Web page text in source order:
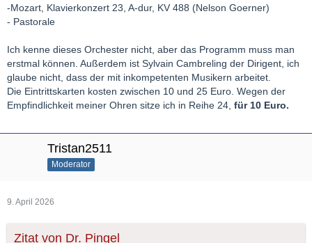
-Mozart, Klavierkonzert 23, A-dur, KV 488 (Nelson Goerner)
- Pastorale
Ich kenne dieses Orchester nicht, aber das Programm muss man
erstmal können. Außerdem ist Sylvain Cambreling der Dirigent, ich
glaube nicht, dass der mit inkompetenten Musikern arbeitet.
Die Eintrittskarten kosten zwischen 10 und 25 Euro. Wegen der
Empfindlichkeit meiner Ohren sitze ich in Reihe 24, für 10 Euro.
Tristan2511
Moderator
9. April 2026
Zitat von Dr. Pingel